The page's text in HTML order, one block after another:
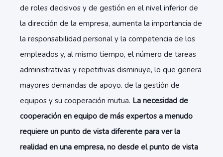
de roles decisivos y de gestión en el nivel inferior de
la dirección de la empresa, aumenta la importancia de
la responsabilidad personal y la competencia de los
empleados y, al mismo tiempo, el número de tareas
administrativas y repetitivas disminuye, lo que genera
mayores demandas de apoyo. de la gestión de
equipos y su cooperación mutua. La necesidad de
cooperación en equipo de más expertos a menudo
requiere un punto de vista diferente para ver la
realidad en una empresa, no desde el punto de vista